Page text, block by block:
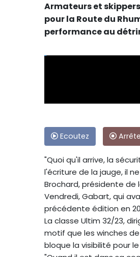
Armateurs et
pour la Route du
performance au
Ecoutez
"Quoi qu'il arrive, la
l'écriture de la jauge, il
Brochard, présidente de
Vendredi, Gabart, qui
précédente édition en
La classe Ultim 32/23,
motif que les winches
bloque la visibilité pour le